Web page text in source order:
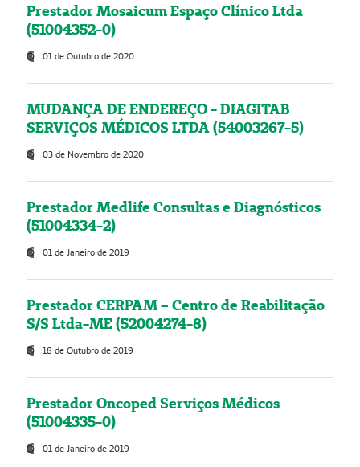
Prestador Mosaicum Espaço Clínico Ltda
(51004352-0)
01 de Outubro de 2020
MUDANÇA DE ENDEREÇO - DIAGITAB
SERVIÇOS MÉDICOS LTDA (54003267-5)
03 de Novembro de 2020
Prestador Medlife Consultas e Diagnósticos
(51004334-2)
01 de Janeiro de 2019
Prestador CERPAM – Centro de Reabilitação
S/S Ltda-ME (52004274-8)
18 de Outubro de 2019
Prestador Oncoped Serviços Médicos
(51004335-0)
01 de Janeiro de 2019